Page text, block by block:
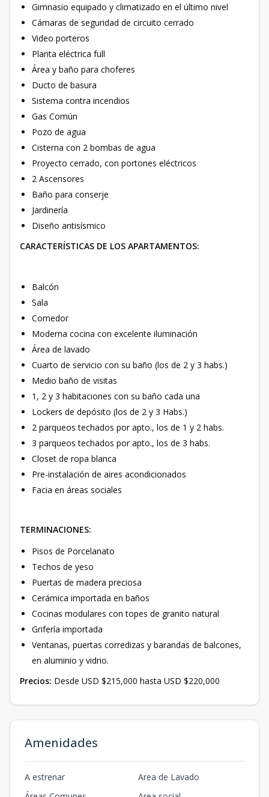
Gimnasio equipado y climatizado en el último nivel
Cámaras de seguridad de circuito cerrado
Video porteros
Planta eléctrica full
Área y baño para choferes
Ducto de basura
Sistema contra incendios
Gas Común
Pozo de agua
Cisterna con 2 bombas de agua
Proyecto cerrado, con portones eléctricos
2 Ascensores
Baño para conserje
Jardinería
Diseño antisísmico
CARACTERÍSTICAS DE LOS APARTAMENTOS:
Balcón
Sala
Comedor
Moderna cocina con excelente iluminación
Área de lavado
Cuarto de servicio con su baño (los de 2 y 3 habs.)
Medio baño de visitas
1, 2 y 3 habitaciones con su baño cada una
Lockers de depósito (los de 2 y 3 Habs.)
2 parqueos techados por apto., los de 1 y 2 habs.
3 parqueos techados por apto., los de 3 habs.
Closet de ropa blanca
Pre-instalación de aires acondicionados
Facia en áreas sociales
TERMINACIONES:
Pisos de Porcelanato
Techos de yeso
Puertas de madera preciosa
Cerámica importada en baños
Cocinas modulares con topes de granito natural
Grifería importada
Ventanas, puertas corredizas y barandas de balcones,
en aluminio y vidrio.
Precios: Desde USD $215,000 hasta USD $220,000
Amenidades
A estrenar
Area de Lavado